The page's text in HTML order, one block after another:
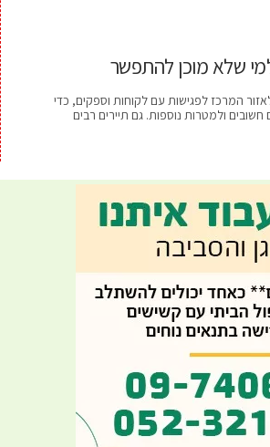
שלא מוכן להתפשר
המרכז לפגישות עם לקוחות וספקים, כדי
ולמטרות נוספות. גם תיירים רבים